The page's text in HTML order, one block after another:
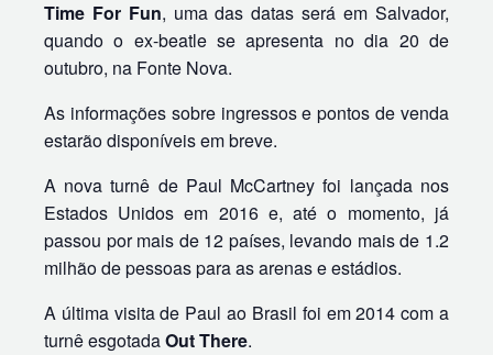
Time For Fun, uma das datas será em Salvador,
quando o ex-beatle se apresenta no dia 20 de
outubro, na Fonte Nova.
As informações sobre ingressos e pontos de venda
estarão disponíveis em breve.
A nova turnê de Paul McCartney foi lançada nos
Estados Unidos em 2016 e, até o momento, já
passou por mais de 12 países, levando mais de 1.2
milhão de pessoas para as arenas e estádios.
A última visita de Paul ao Brasil foi em 2014 com a
turnê esgotadaOut There.